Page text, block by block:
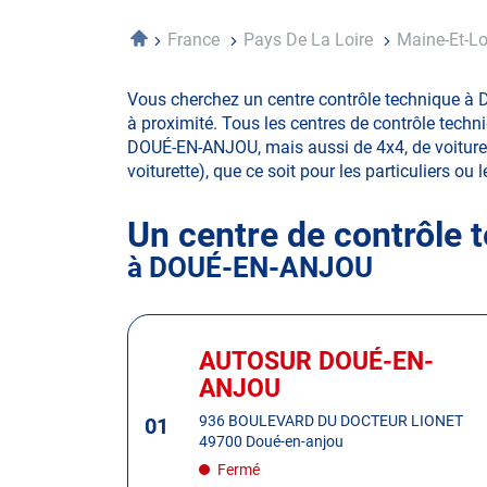
AccueilFrance Pays De La Loire Maine-Et-
Vous cherchez un centre contrôle technique à
à proximité. Tous les centres de contrôle
DOUÉ-EN-ANJOU, mais aussi de 4x4, de
voiturette), que ce soit pour les particuliers ou
Un centre de contrôle
à DOUÉ-EN-ANJOU
Appuyer
ENTRÉE
01
Centre
AUTOSUR DOUÉ-EN-
ANJOU
936 BOULEVARD DU DOCTEUR LIONET
49700 Doué-en-anjou
Fermé